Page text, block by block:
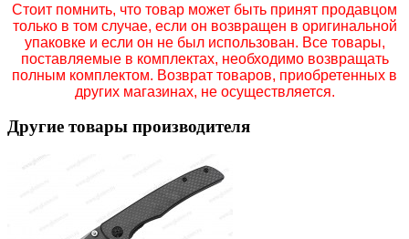
Стоит помнить, что товар может быть принят продавцом
только в том случае, если он возвращен в оригинальной
упаковке и если он не был использован. Все товары,
поставляемые в комплектах, необходимо возвращать
полным комплектом. Возврат товаров, приобретенных в
других магазинах, не осуществляется.
Другие товары производителя